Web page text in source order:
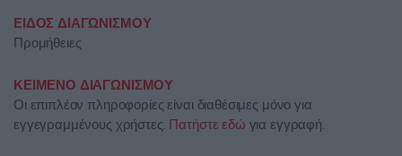
Σύνδεση
ΕΙΔΟΣ ΔΙΑΓΩΝΙΣΜΟΥ
Προμήθειες
ΚΕΙΜΕΝΟ ΔΙΑΓΩΝΙΣΜΟΥ
Οι επιπλέον πληροφορίες είναι διαθέσιμες μόνο για
εγγεγραμμένους χρήστες. Πατήστε εδώ για εγγραφή.